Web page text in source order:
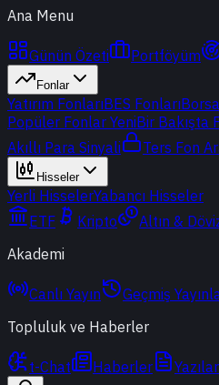
Ana Menu
Günün Özeti Portföyüm
Fonlar
Yatırım FonlarıBES Fonları
Popüler Fonlar YeniBir Bakışta
Akıllı Para Sinyali
Ters Fon
Hisseler
Yerli HisselerYabancı Hisseler
ETF
Kripto Altın &
Akademi
Canlı Yayın Geçmiş
Topluluk ve Haberler
t-Chat Haberler Yazılar